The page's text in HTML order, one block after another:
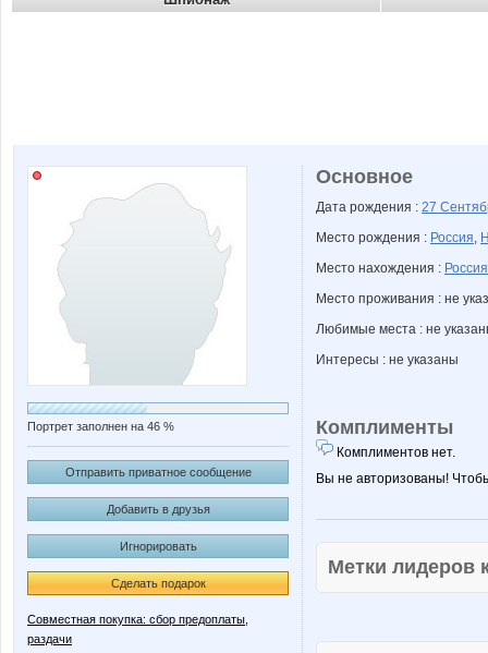
Портрет заполнен на 46 %
Отправить приватное сообщение
Добавить в друзья
Игнорировать
Сделать подарок
Совместная покупка: сбор предоплаты,
раздачи
Основное
Дата рождения : 27
Место рождения : Россия,
Место нахождения : Россия
Место проживания : не
Любимые места : не
Интересы : не указаны
Комплименты
Комплиментов нет.
Вы не авторизованы!
Метки